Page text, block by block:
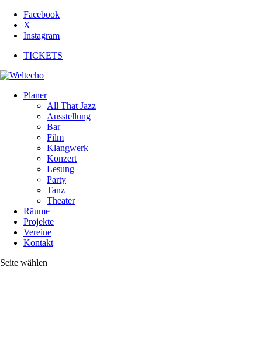
Facebook
X
Instagram
TICKETS
Planer
All That Jazz
Ausstellung
Bar
Film
Klangwerk
Konzert
Lesung
Party
Tanz
Theater
Räume
Projekte
Vereine
Kontakt
Seite wählen